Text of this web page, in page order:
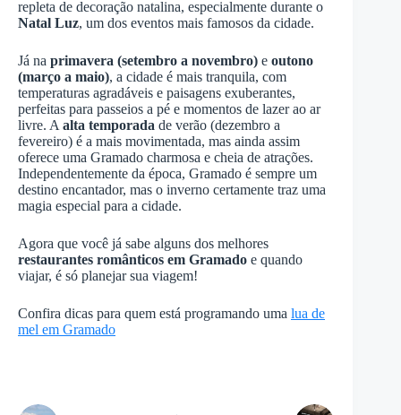
repleta de decoração natalina, especialmente durante o
Natal Luz, um dos eventos mais famosos da cidade.
Já na primavera (setembro a novembro) e outono
(março a maio), a cidade é mais tranquila, com
temperaturas agradáveis e paisagens exuberantes,
perfeitas para passeios a pé e momentos de lazer ao ar
livre. A alta temporada de verão (dezembro a
fevereiro) é a mais movimentada, mas ainda assim
oferece uma Gramado charmosa e cheia de atrações.
Independentemente da época, Gramado é sempre um
destino encantador, mas o inverno certamente traz uma
magia especial para a cidade.
Agora que você já sabe alguns dos melhores
restaurantes românticos em Gramado e quando
viajar, é só planejar sua viagem!
Confira dicas para quem está programando uma lua de
mel em Gramado